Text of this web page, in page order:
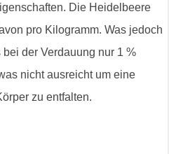
Die Heidelbeere
pro Kilogramm. Was jedoch
der Verdauung nur 1 %
nicht ausreicht um eine
zu entfalten.